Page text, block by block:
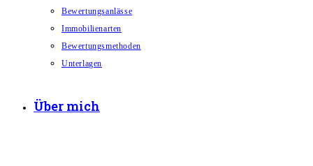
Bewertungsanlässe
Immobilienarten
Bewertungsmethoden
Unterlagen
Über mich